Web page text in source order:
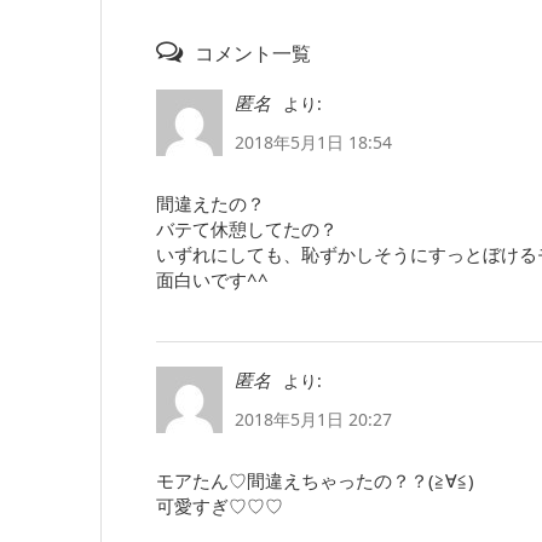
コメント一覧
匿名
より:
2018年5月1日 18:54
間違えたの？
バテて休憩してたの？
いずれにしても、恥ずかしそうにすっとぼける
面白いです^^
匿名
より:
2018年5月1日 20:27
モアたん♡間違えちゃったの？？(≧∀≦)
可愛すぎ♡♡♡